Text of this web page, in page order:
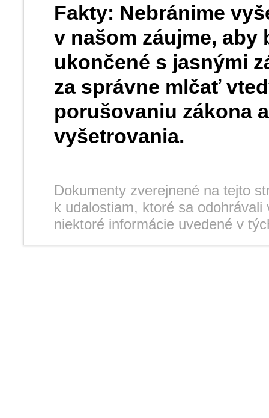
Fakty: Nebránime
v našom záujme, aby
ukončené s jasnými
za správne mlčať
porušovaniu zákona
vyšetrovania.
Dokumenty zverejnené na tejto
k udalostiam, ktoré sa
niektoré informácie uvedené v